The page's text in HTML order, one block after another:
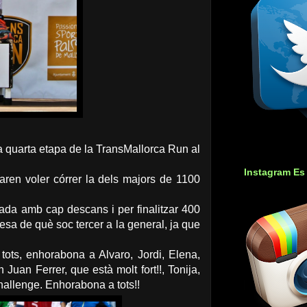
etapa de la TransMallorca Run al
voler córrer la dels majors de 1100
amb cap descans i per finalitzar 400
de què soc tercer a la general, ja que
enhorabona a Alvaro, Jordi, Elena,
Ferrer, que està molt fort!!, Tonija,
Enhorabona a tots!!
Instagram